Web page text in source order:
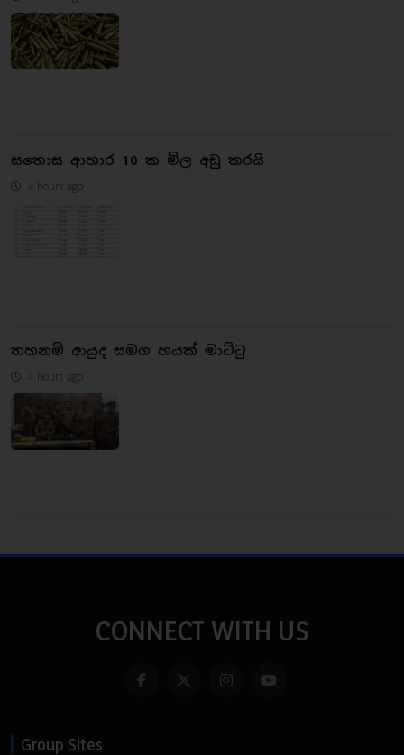
සතොස ආහාර 10 ක මිල අඩු කරයි
4 hours ago
තහනම් ආයුද සමග හයක් මාට්ටු
4 hours ago
CONNECT WITH US
Group Sites